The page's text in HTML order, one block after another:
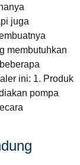
juga
membutuhkan
ini: 1. Produk
pompa